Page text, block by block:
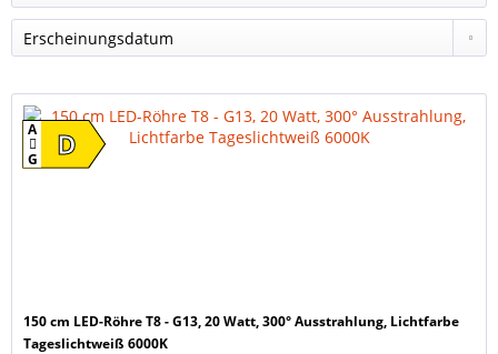
D
A
G
150 cm LED-Röhre T8 - G13, 20 Watt, 300° Ausstrahlung, Lichtfarbe
Tageslichtweiß 6000K